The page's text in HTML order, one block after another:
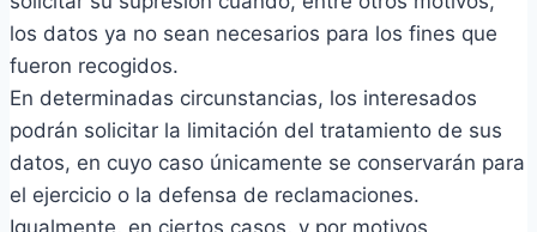
los datos ya no sean necesarios para los fines que
fueron recogidos.
En determinadas circunstancias, los interesados
podrán solicitar la limitación del tratamiento de sus
datos, en cuyo caso únicamente se conservarán para
el ejercicio o la defensa de reclamaciones.